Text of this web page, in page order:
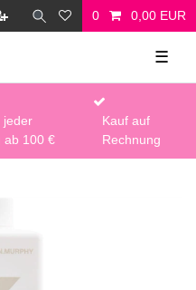
0 0,00 EUR
☰
jeder
ab 100 €
Kauf auf
Rechnung